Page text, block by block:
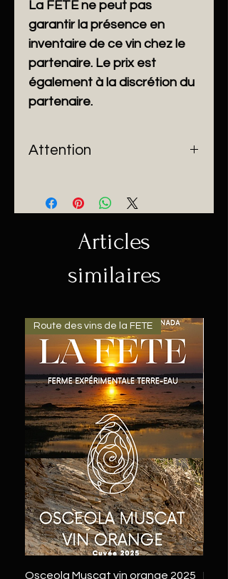
La FETE ne peut pas
garantir la présence en
inventaire de ce vin chez le
partenaire. Le prix est
également à la discrétion du
partenaire.
Attention
présence en inventaire de ce vin
chez le partenaire. Le prix est
également à la discrétion du
partenaire.Articles
similaires
Route des vins de la FETE
Osceola Muscat vin orange 2025
L'été